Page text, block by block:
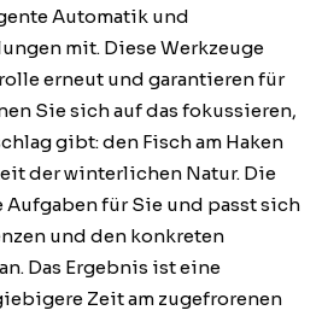
Automatik und
mit. Diese Werkzeuge
erneut und garantieren für
Sie sich auf das fokussieren,
gibt: den Fisch am Haken
der winterlichen Natur. Die
für Sie und passt sich
und den konkreten
Das Ergebnis ist eine
Zeit am zugefrorenen